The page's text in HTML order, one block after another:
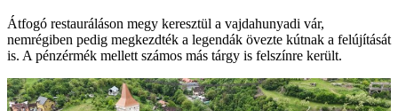
Átfogó restauráláson megy keresztül a vajdahunyadi vár,
nemrégiben pedig megkezdték a legendák övezte kútnak a felújítását
is. A pénzérmék mellett számos más tárgy is felszínre került.